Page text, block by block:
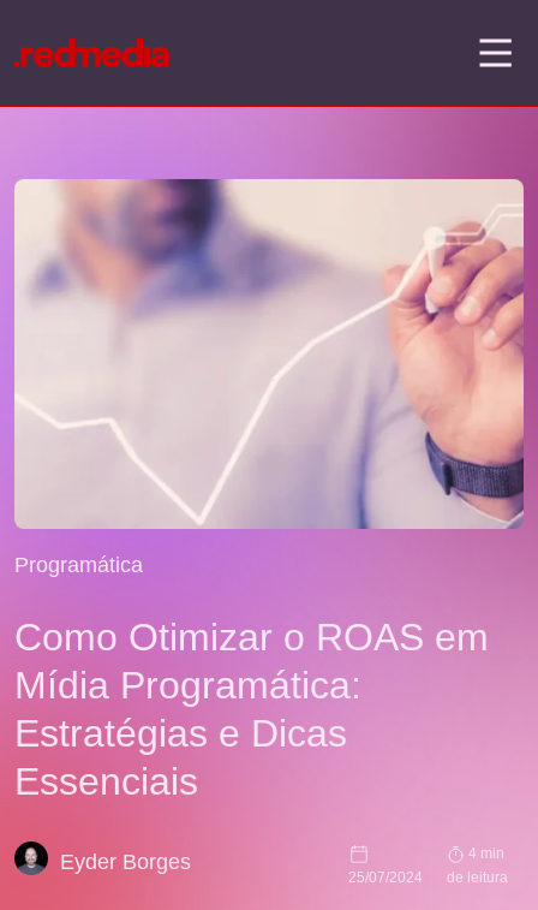
Programática
Como Otimizar o ROAS em
Mídia Programática:
Estratégias e Dicas
Essenciais
Eyder Borges
25/07/2024
4 min
de leitura